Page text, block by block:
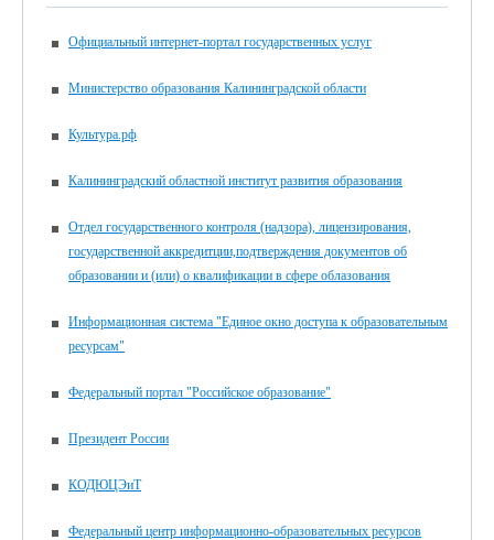
Официальный интернет-портал государственных услуг
Министерство образования Калининградской области
Культура.рф
Калининградский областной институт развития образования
Отдел государственного контроля (надзора), лицензирования,
государственной аккредитции,подтверждения документов об
образовании и (или) о квалификации в сфере облазования
Информационная система "Единое окно доступа к образовательным
ресурсам"
Федеральный портал "Российское образование"
Президент России
КОДЮЦЭиТ
Федеральный центр информационно-образовательных ресурсов